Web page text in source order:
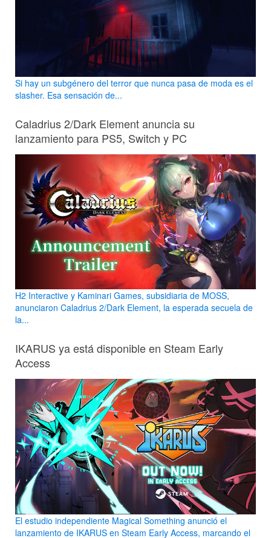
Si hay un subgénero del terror que nunca pasa de moda es el
slasher. Esa sensación de...
Caladrius 2/Dark Element anuncia su
lanzamiento para PS5, Switch y PC
H2 Interactive y Kaminari Games, subsidiaria de MOSS,
anunciaron Caladrius 2/Dark Element, la esperada secuela de
la...
IKARUS ya está disponible en Steam Early
Access
El estudio independiente Magical Something anunció el
lanzamiento de IKARUS en Steam Early Access, marcando el